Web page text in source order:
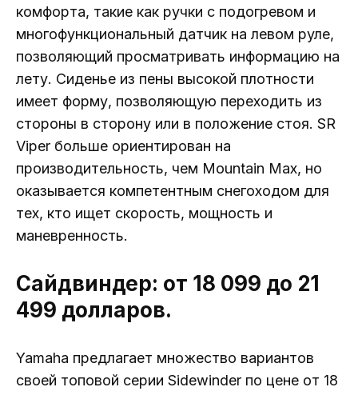
комфорта, такие как ручки с подогревом и
многофункциональный датчик на левом руле,
позволяющий просматривать информацию на
лету. Сиденье из пены высокой плотности
имеет форму, позволяющую переходить из
стороны в сторону или в положение стоя. SR
Viper больше ориентирован на
производительность, чем Mountain Max, но
оказывается компетентным снегоходом для
тех, кто ищет скорость, мощность и
маневренность.
Сайдвиндер: от 18 099 до 21
499 долларов.
Yamaha предлагает множество вариантов
своей топовой серии Sidewinder по цене от 18